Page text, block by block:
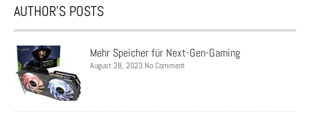
AUTHOR’S POSTS
Mehr Speicher für Next-Gen-Gaming
August 28, 2023 No Comment